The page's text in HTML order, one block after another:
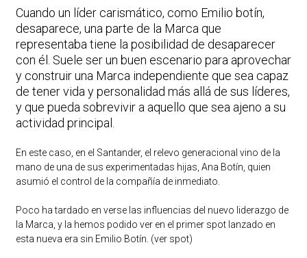
Cuando un líder carismático, como Emilio botín,
desaparece, una parte de la Marca que
representaba tiene la posibilidad de desaparecer
con él. Suele ser un buen escenario para aprovechar
y construir una Marca independiente que sea capaz
de tener vida y personalidad más allá de sus líderes,
y que pueda sobrevivir a aquello que sea ajeno a su
actividad principal.
En este caso, en el Santander, el relevo generacional vino de la
mano de una de sus experimentadas hijas, Ana Botín, quien
asumió el control de la compañía de inmediato.
Poco ha tardado en verse las influencias del nuevo liderazgo de
la Marca, y la hemos podido ver en el primer spot lanzado en
esta nueva era sin Emilio Botín. (ver spot)